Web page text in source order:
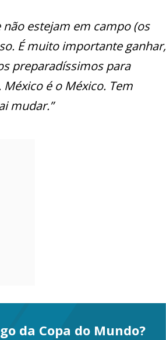
estejam em campo (os
É muito importante ganhar,
preparadíssimos para
é o México. Tem
mudar.”
da Copa do Mundo?